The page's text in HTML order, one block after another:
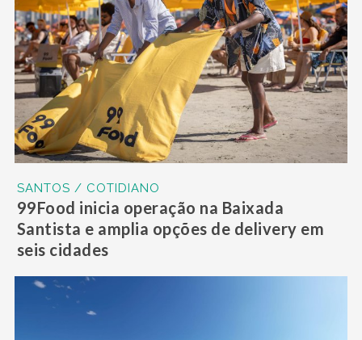
SANTOS / COTIDIANO
99Food inicia operação na Baixada
Santista e amplia opções de delivery em
seis cidades